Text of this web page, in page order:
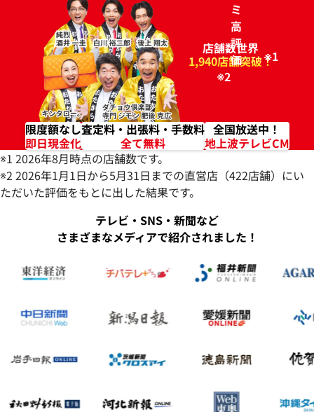
店舗数世界
1,940店舗突破！
※1
ミ
高
評
価
96.2%
※2
限度額なし
即日現金化
査定料・出張料・手数料
全て無料
全国放送中！
地上波テレビCM
※1 2026年8月時点の店舗数です。
※2 2026年1月1日から5月31日までの直営店（422店舗）にい
ただいた評価をもとに出した結果です。
テレビ・SNS・新聞など
さまざまなメディアで紹介されました！